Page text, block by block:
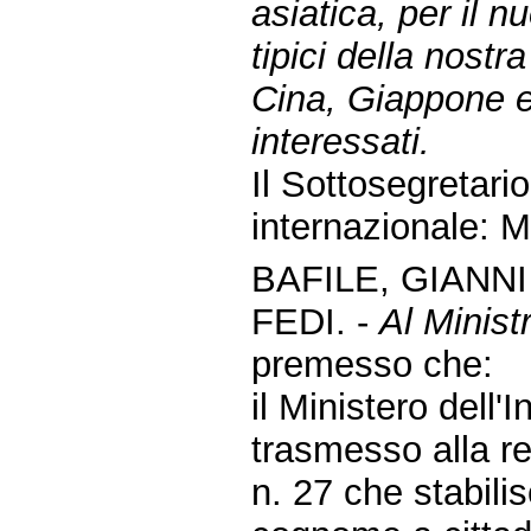
asiatica, per il
tipici della
Cina, Giappone
interessati.
Il
internazionale:
BAFILE,
FEDI. -Al
premesso che:
il Ministero
trasmesso alla
n. 27 che